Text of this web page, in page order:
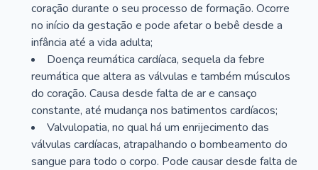
coração durante o seu processo de formação. Ocorre
no início da gestação e pode afetar o bebê desde a
infância até a vida adulta;
Doença reumática cardíaca, sequela da febre
reumática que altera as válvulas e também músculos
do coração. Causa desde falta de ar e cansaço
constante, até mudança nos batimentos cardíacos;
Valvulopatia, no qual há um enrijecimento das
válvulas cardíacas, atrapalhando o bombeamento do
sangue para todo o corpo. Pode causar desde falta de